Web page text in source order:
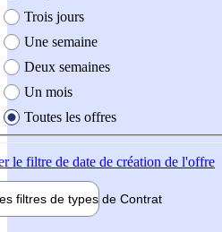
Trois jours
Une semaine
Deux semaines
Un mois
Toutes les offres
le filtre de date de création de l'offre
filtres de types de Contrat